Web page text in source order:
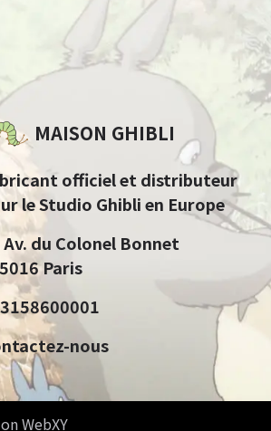
MAISON GHIBLI
officiel et distributeur
le Studio Ghibli en Europe
Av. du Colonel Bonnet
Paris
nous
WebXY